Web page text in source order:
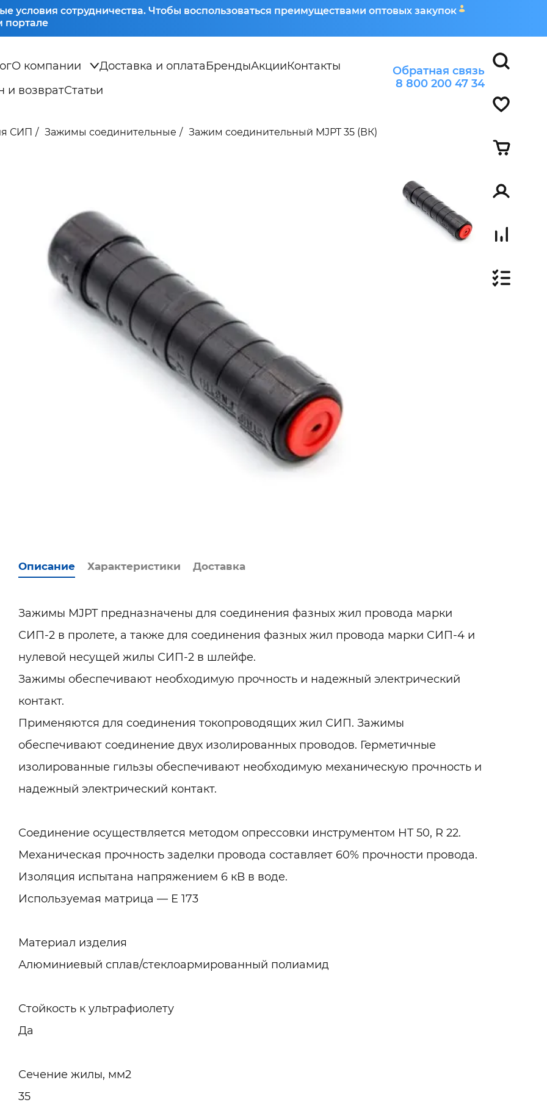
условия сотрудничества. Чтобы воспользоваться преимуществами оптовых закупок
портале
О компании Доставка и оплатаБрендыАкцииКонтакты
и возвратСтатьи
Обратная связь
8 800 200 47 34
СИП Зажимы соединительные Зажим соединительный MJPT 35 (ВК)
Описание Характеристики Доставка
Зажимы MJPT предназначены для соединения фазных жил провода марки
СИП-2 в пролете, а также для соединения фазных жил провода марки СИП-4 и
нулевой несущей жилы СИП-2 в шлейфе.
Зажимы обеспечивают необходимую прочность и надежный электрический
контакт.
Применяются для соединения токопроводящих жил СИП. Зажимы
обеспечивают соединение двух изолированных проводов. Герметичные
изолированные гильзы обеспечивают необходимую механическую прочность и
надежный электрический контакт.
Соединение осуществляется методом опрессовки инструментом HT 50, R 22.
Механическая прочность заделки провода составляет 60% прочности провода.
Изоляция испытана напряжением 6 кВ в воде.
Используемая матрица — Е 173
Материал изделия
Алюминиевый сплав/стеклоармированный полиамид
Стойкость к ультрафиолету
Да
Сечение жилы, мм2
35